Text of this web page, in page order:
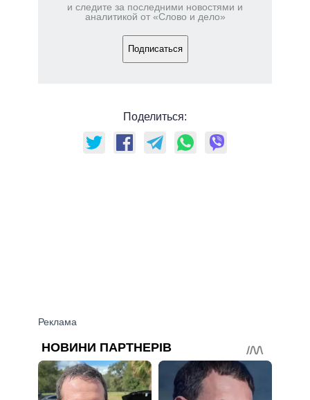
и следите за последними новостями и
аналитикой от «Слово и дело»
Подписаться
Поделиться: